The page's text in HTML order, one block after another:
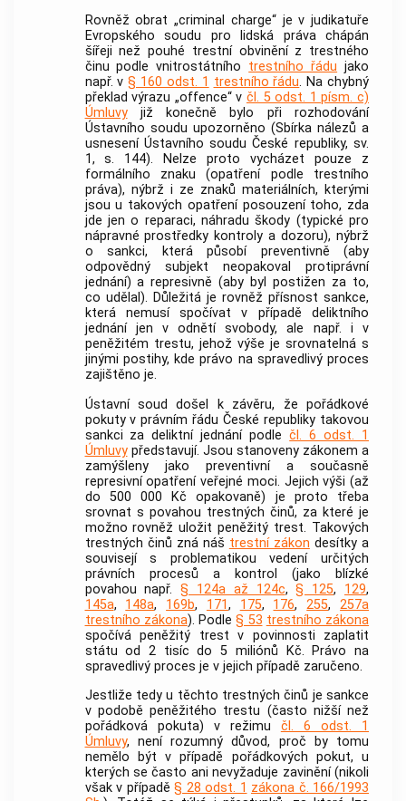
Rovněž obrat „criminal charge“ je v judikatuře
Evropského soudu pro lidská práva chápán
šířeji než pouhé trestní obvinění z trestného
činu podle vnitrostátního trestního řádu jako
např. v§ 160 odst. 1 trestního řádu. Na chybný
překlad výrazu „offence“ v čl. 5 odst. 1 písm. c)
Úmluvyjiž konečně bylo při rozhodování
Ústavního soudu upozorněno (Sbírka nálezů a
usnesení Ústavního soudu České republiky, sv.
1, s. 144). Nelze proto vycházet pouze z
formálního znaku (opatření podle trestního
práva), nýbrž i ze znaků materiálních, kterými
jsou u takových opatření posouzení toho, zda
jde jen o reparaci, náhradu škody (typické pro
nápravné prostředky kontroly a dozoru), nýbrž
o sankci, která působí preventivně (aby
odpovědný subjekt neopakoval protiprávní
jednání) a represivně (aby byl postižen za to,
co udělal). Důležitá je rovněž přísnost sankce,
která nemusí spočívat v případě deliktního
jednání jen v odnětí svobody, ale např. i v
peněžitém trestu, jehož výše je srovnatelná s
jinými postihy, kde právo na spravedlivý proces
zajištěno je.
Ústavní soud
došel k závěru, že pořádkové
pokuty v právním řádu České republiky takovou
sankci za deliktní jednání podlečl. 6 odst. 1
Úmluvypředstavují. Jsou stanoveny zákonem a
zamýšleny jako preventivní a současně
represivní opatření veřejné moci. Jejich výši (až
do 500 000 Kč opakovaně) je proto třeba
srovnat s povahou trestných činů, za které je
možno rovněž uložit peněžitý trest. Takových
trestných činů zná náš trestní zákon desítky a
souvisejí s problematikou vedení určitých
právních procesů a kontrol (jako blízké
povahou např.§ 124a až 124c,§ 125, 129,
145a, 148a, 169b, 171, 175, 176,255,257a
trestního zákona). Podle§ 53 trestního zákona
spočívá peněžitý trest v povinnosti zaplatit
státu od 2 tisíc do 5 miliónů Kč. Právo na
spravedlivý proces je v jejich případě zaručeno.
Jestliže tedy u těchto trestných činů je sankce
v podobě peněžitého trestu (často nižší než
pořádková pokuta) v režimu čl. 6 odst. 1
Úmluvy, není rozumný důvod, proč by tomu
nemělo být v případě pořádkových pokut, u
kterých se často ani nevyžaduje zavinění (nikoli
však v případě § 28 odst. 1 zákona č. 166/1993